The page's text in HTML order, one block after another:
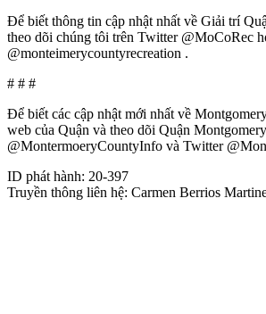
Để biết thông tin cập nhật nhất về Giải trí
theo dõi chúng tôi trên Twitter @MoCoRec
@monteimerycountyrecreation .
# # #
Để biết các cập nhật mới nhất về
web của Quận và theo dõi Quận
@MontermoeryCountyInfo và Twitter
ID phát hành: 20-397
Truyền thông liên hệ: Carmen Berrios